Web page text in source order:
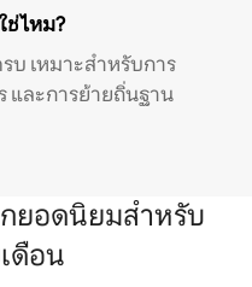
ช่ไหม?
เหมาะสำหรับการ
และการย้ายถิ่นฐาน
ยอดนิยมสำหรับ
ดือน